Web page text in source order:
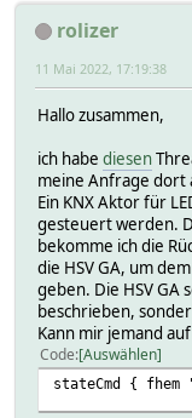
rolizer
11 Mai 2022, 17:19:38
Hallo zusammen,
ich habe diesen
meine Anfrage dort
Ein KNX Aktor für
gesteuert werden.
bekomme ich die
die HSV GA, um
geben. Die HSV GA
beschrieben,
Kann mir jemand
Code Auswählen
stateCmd {